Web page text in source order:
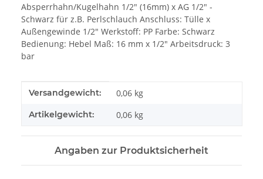
Absperrhahn/Kugelhahn 1/2" (16mm) x AG 1/2" -
Schwarz für z.B. Perlschlauch Anschluss: Tülle x
Außengewinde 1/2" Werkstoff: PP Farbe: Schwarz
Bedienung: Hebel Maß: 16 mm x 1/2" Arbeitsdruck: 3
bar
Produkteigenschaft
Wert
Versandgewicht: 0,06 kg
Artikelgewicht: 0,06 kg
Angaben zur Produktsicherheit